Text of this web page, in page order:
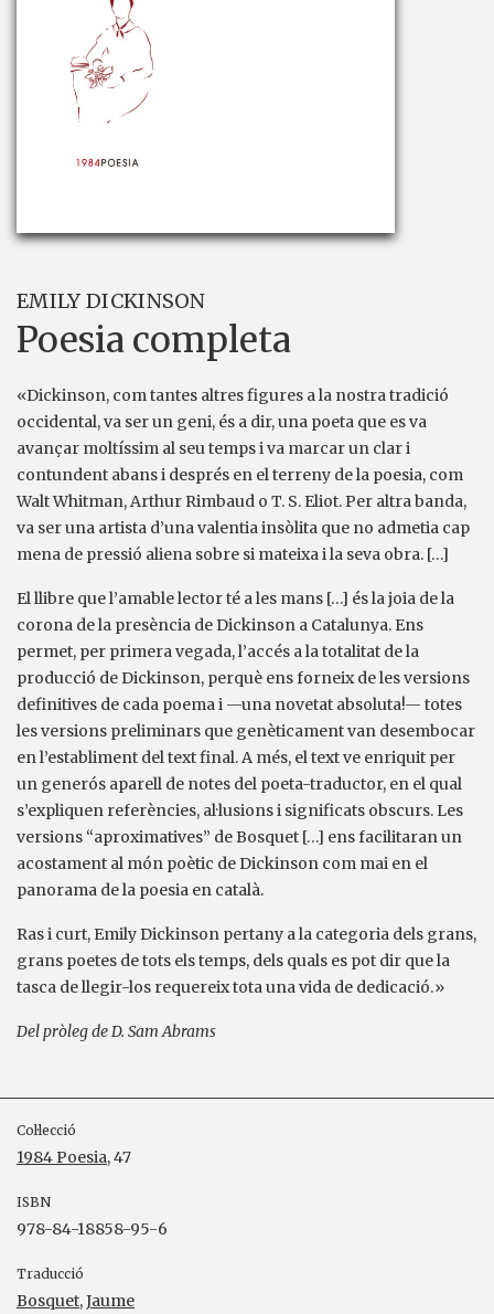
EMILY DICKINSON
Poesia completa
«Dickinson, com tantes altres figures a la nostra tradició
occidental, va ser un geni, és a dir, una poeta que es va
avançar moltíssim al seu temps i va marcar un clar i
contundent abans i després en el terreny de la poesia, com
Walt Whitman, Arthur Rimbaud o T. S. Eliot. Per altra banda,
va ser una artista d’una valentia insòlita que no admetia cap
mena de pressió aliena sobre si mateixa i la seva obra. […]
El llibre que l’amable lector té a les mans […] és la joia de la
corona de la presència de Dickinson a Catalunya. Ens
permet, per primera vegada, l’accés a la totalitat de la
producció de Dickinson, perquè ens forneix de les versions
definitives de cada poema i —una novetat absoluta!— totes
les versions preliminars que genèticament van desembocar
en l’establiment del text final. A més, el text ve enriquit per
un generós aparell de notes del poeta-traductor, en el qual
s’expliquen referències, al·lusions i significats obscurs. Les
versions “aproximatives” de Bosquet […] ens facilitaran un
acostament al món poètic de Dickinson com mai en el
panorama de la poesia en català.
Ras i curt, Emily Dickinson pertany a la categoria dels grans,
grans poetes de tots els temps, dels quals es pot dir que la
tasca de llegir-los requereix tota una vida de dedicació.»
Del pròleg de D. Sam Abrams
Col·lecció
1984 Poesia, 47
ISBN
978-84-18858-95-6
Traducció
Bosquet, Jaume